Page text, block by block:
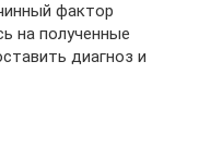
фактор
на полученные
диагноз и